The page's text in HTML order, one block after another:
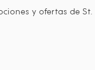
y ofertas de St.